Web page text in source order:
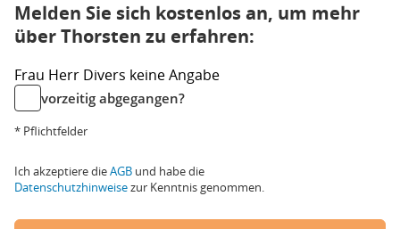
Melden Sie sich kostenlos an, um mehr
über Thorsten zu erfahren:
Frau Herr Divers keine Angabe
vorzeitig abgegangen?
* Pflichtfelder
Ich akzeptiere dieAGB und habe die
Datenschutzhinweisezur Kenntnis genommen.